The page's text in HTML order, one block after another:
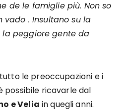
de le famiglie più. Non so
. Insultano su la
peggiore gente da
le preoccupazioni e i
possibile ricavarle dal
e Velia in quegli anni.